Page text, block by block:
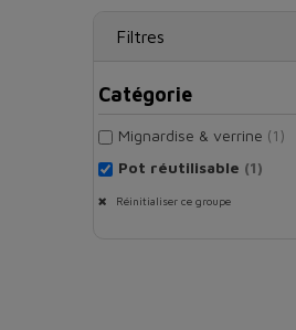
Filtres
Catégorie
Mignardise & verrine (1)
Pot réutilisable (1)
Réinitialiser ce groupe